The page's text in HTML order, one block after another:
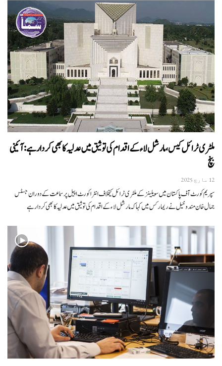
ملٹری ٹرائل کیس، مارشل لاء کے اقدام کی توثیق میں عدلیہ کا بھی کردار ہے: آئینی
بنچ
12 مارچ 2025
سپریم کورٹ آف پاکستان میں سویلینز کے ملٹری ٹرائل کیخلاف انٹراکورٹ اپیل پر سماعت کے دوران جسٹس
جمال خان مندوخیل نے ریمارکس میں کہا کہ مارشل لاء کے اقدام کی توثیق میں عدلیہ کا بھی کردار ہے